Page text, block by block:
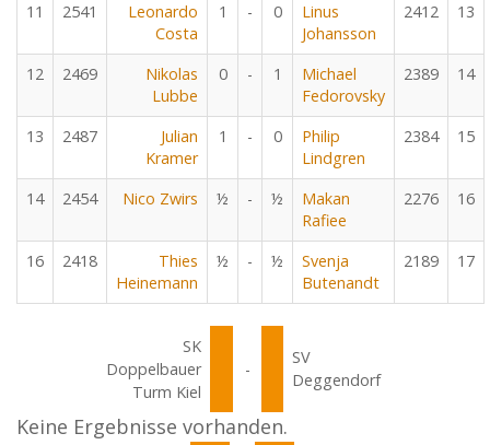
11 2541
Leonardo
Costa
1 - 0
Linus
Johansson
2412 13
12 2469
Nikolas
Lubbe
0 - 1
Michael
Fedorovsky
2389 14
13 2487
Julian
Kramer
1 - 0
Philip
Lindgren
2384 15
14 2454 Nico Zwirs ½ - ½
Makan
Rafiee
2276 16
16 2418
Thies
Heinemann
½ - ½
Svenja
Butenandt
2189 17
SK
Doppelbauer
Turm Kiel
-
SV
Deggendorf
Keine Ergebnisse vorhanden.